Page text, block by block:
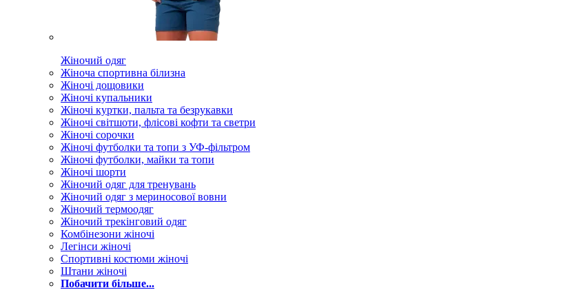
Жіночий одяг
Жіноча спортивна білизна
Жіночі дощовики
Жіночі купальники
Жіночі куртки, пальта та безрукавки
Жіночі світшоти, флісові кофти та светри
Жіночі сорочки
Жіночі футболки та топи з УФ-фільтром
Жіночі футболки, майки та топи
Жіночі шорти
Жіночий одяг для тренувань
Жіночий одяг з мериносової вовни
Жіночий термоодяг
Жіночий трекінговий одяг
Комбінезони жіночі
Легінси жіночі
Спортивні костюми жіночі
Штани жіночі
Побачити більше...